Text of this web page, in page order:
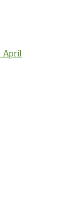
April